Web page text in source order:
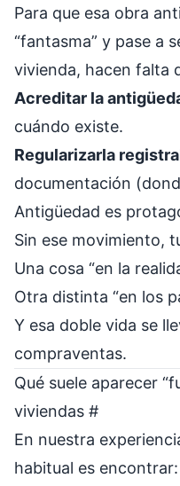
Para que esa obra
“fantasma” y pase a
vivienda, hacen falta
Acreditar la
cuándo existe.
Regularizarla
documentación
Antigüedad es
Sin ese movimiento,
Una cosa “en la
Otra distinta “en los
Y esa doble vida se
compraventas.
Qué suele aparecer
viviendas #
En nuestra
habitual es encontrar: